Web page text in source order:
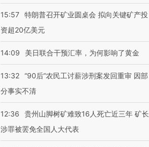
15:57 特朗普召开矿业圆桌会 拟向关键矿产投
资超20亿美元
14:09 美日联合干预汇率，为何影响了黄金
13:32 “90后”农民工讨薪涉刑案发回重审 因部
分事实不清
12:36
贵州山脚树矿难致16人死亡近三年 矿长
涉罪被罢免全国人大代表